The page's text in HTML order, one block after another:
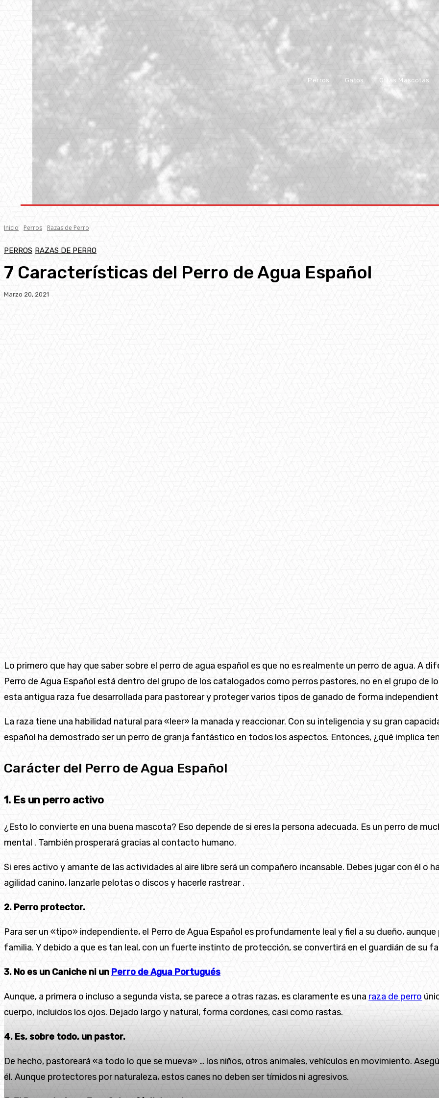
Perros Gatos Otras Mascotas
Inicio Perros Razas de Perro
PERROS RAZAS DE PERRO
7 Características del Perro de Agua Español
Marzo 20, 2021
Lo primero que hay que saber sobre el perro de agua español es que no es realmente un perro de agua. A
Perro de Agua Español está dentro del grupo de los catalogados como perros pastores, no en el grupo de
esta antigua raza fue desarrollada para pastorear y proteger varios tipos de ganado de forma
La raza tiene una habilidad natural para «leer» la manada y reaccionar. Con su inteligencia y su gran
español ha demostrado ser un perro de granja fantástico en todos los aspectos. Entonces, ¿qué implica
Carácter del Perro de Agua Español
1. Es un perro activo
¿Esto lo convierte en una buena mascota? Eso depende de si eres la persona adecuada. Es un perro de
mental . También prosperará gracias al contacto humano.
Si eres activo y amante de las actividades al aire libre será un compañero incansable. Debes jugar con él o
agilidad canino, lanzarle pelotas o discos y hacerle rastrear .
2. Perro protector.
Para ser un «tipo» independiente, el Perro de Agua Español es profundamente leal y fiel a su dueño,
familia. Y debido a que es tan leal, con un fuerte instinto de protección, se convertirá en el guardián de su
3. No es un Caniche ni un Perro de Agua Portugués
Aunque, a primera o incluso a segunda vista, se parece a otras razas, es claramente es una raza de perro
cuerpo, incluidos los ojos. Dejado largo y natural, forma cordones, casi como rastas.
4. Es, sobre todo, un pastor.
De hecho, pastoreará «a todo lo que se mueva» … los niños, otros animales, vehículos en movimiento.
él. Aunque protectores por naturaleza, estos canes no deben ser tímidos ni agresivos.